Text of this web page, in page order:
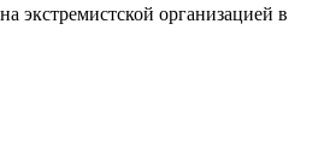
экстремистской организацией в